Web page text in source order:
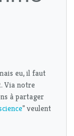
eu, il faut
Via notre
à partager
" veulent